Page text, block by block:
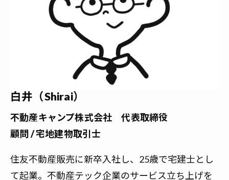
白井（Shirai）
不動産キャンプ株式会社 代表取締役
顧問 / 宅地建物取引士
住友不動産販売に新卒入社し、25歳で宅建士とし
て起業。不動産テック企業のサービス立ち上げを